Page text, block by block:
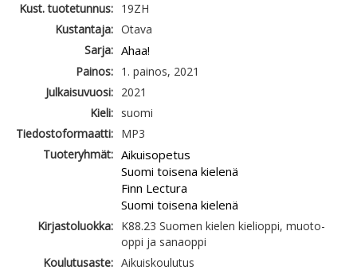
Kust. tuotetunnus: 19ZH
Kustantaja: Otava
Sarja: Ahaa!
Painos: 1. painos, 2021
Julkaisuvuosi: 2021
Kieli: suomi
Tiedostoformaatti: MP3
Tuoteryhmät: Aikuisopetus
Suomi toisena kielenä
Finn Lectura
Suomi toisena kielenä
Kirjastoluokka: K88.23 Suomen kielen kielioppi, muoto-
oppi ja sanaoppi
Koulutusaste: Aikuiskoulutus